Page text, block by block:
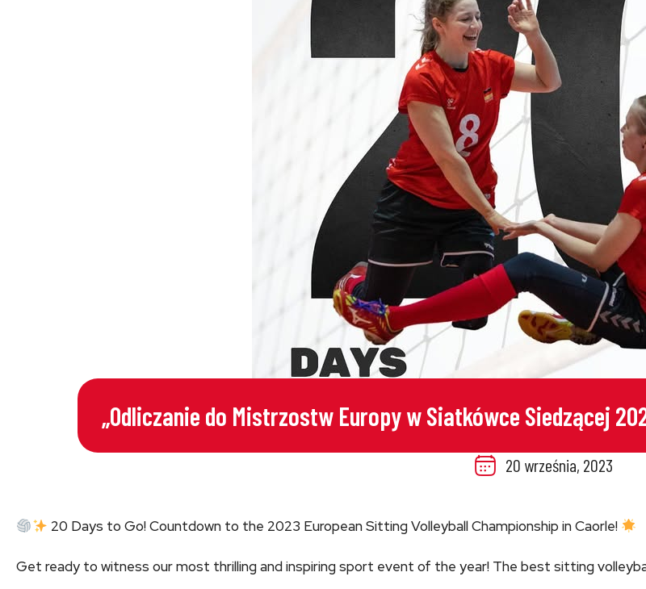
„Odliczanie do Mistrzostw Europy w Siatkówce Siedzącej
20 września, 2023
20 Days to Go! Countdown to the 2023 European Sitting Volleyball Championship in Caorle!
Get ready to witness our most thrilling and inspiring sport event of the year! The best sitting